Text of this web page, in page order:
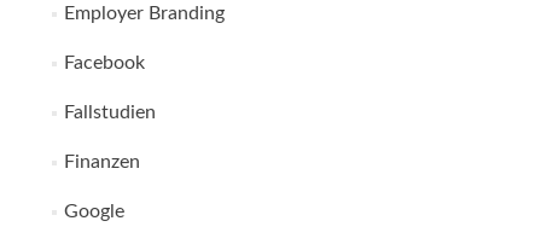
Employer Branding
Facebook
Fallstudien
Finanzen
Google